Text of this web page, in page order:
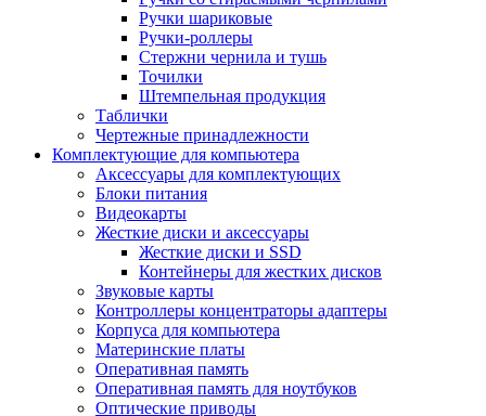
Ручки шариковые
Ручки-роллеры
Стержни чернила и тушь
Точилки
Штемпельная продукция
Таблички
Чертежные принадлежности
Комплектующие для компьютера
Аксессуары для комплектующих
Блоки питания
Видеокарты
Жесткие диски и аксессуары
Жесткие диски и SSD
Контейнеры для жестких дисков
Звуковые карты
Контроллеры концентраторы адаптеры
Корпуса для компьютера
Материнские платы
Оперативная память
Оперативная память для ноутбуков
Оптические приводы